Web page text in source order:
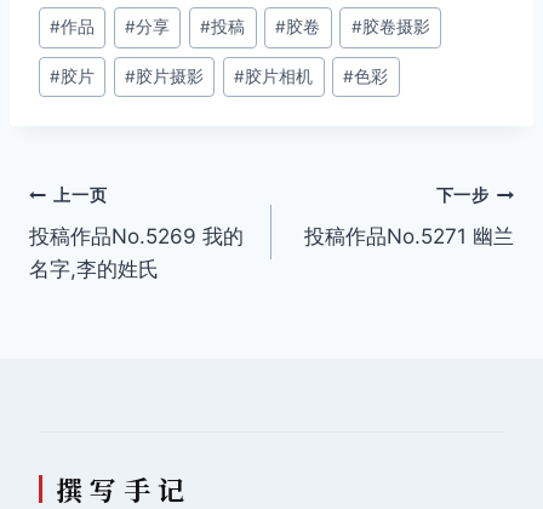
文
章
标
#作品 #分享 #投稿 #胶卷 #胶卷摄影
#胶片 #胶片摄影 #胶片相机 #色彩
文
章
上一页
投稿作品No.5269 我的
名字,李的姓氏
下一步
投稿作品No.5271 幽兰
撰 写 手 记